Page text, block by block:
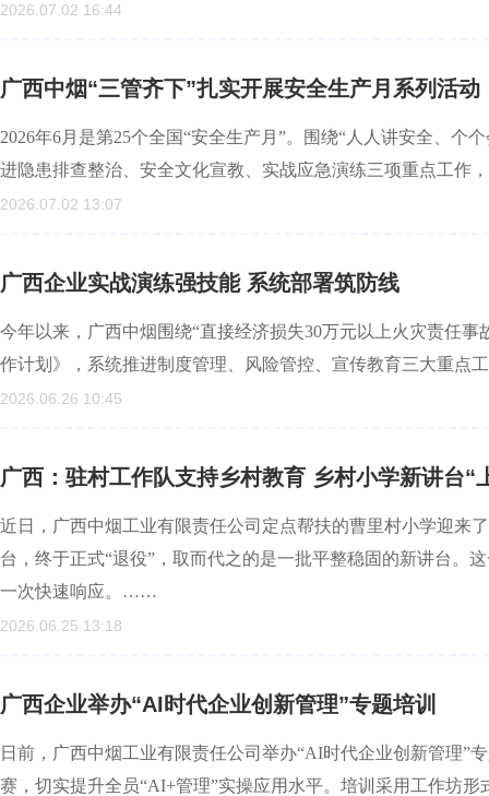
2026.07.02 16:44
广西中烟“三管齐下”扎实开展安全生产月系列活动
2026年6月是第25个全国“安全生产月”。围绕“人人讲安全、
进隐患排查整治、安全文化宣教、实战应急演练三项重点工
2026.07.02 13:07
广西企业实战演练强技能 系统部署筑防线
今年以来，广西中烟围绕“直接经济损失30万元以上火灾责任
作计划》，系统推进制度管理、风险管控、宣传教育三大重
2026.06.26 10:45
广西：驻村工作队支持乡村教育 乡村小学新讲台“
近日，广西中烟工业有限责任公司定点帮扶的曹里村小学迎来
台，终于正式“退役”，取而代之的是一批平整稳固的新讲台。
一次快速响应。……
2026.06.25 13:18
广西企业举办“AI时代企业创新管理”专题培训
日前，广西中烟工业有限责任公司举办“AI时代企业创新管理”
赛，切实提升全员“AI+管理”实操应用水平。培训采用工作坊